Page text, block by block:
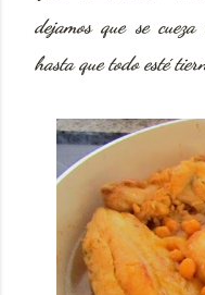
dejamos que se
hasta que todo esté